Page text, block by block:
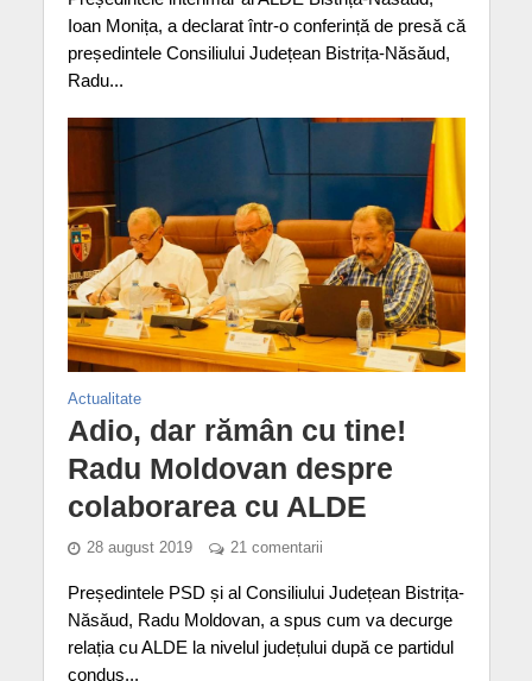
Ioan Monița, a declarat într-o conferință de presă că
președintele Consiliului Județean Bistrița-Năsăud,
Radu...
Actualitate
Adio, dar rămân cu tine!
Radu Moldovan despre
colaborarea cu ALDE
28 august 2019 21 comentarii
Președintele PSD și al Consiliului Județean Bistrița-
Năsăud, Radu Moldovan, a spus cum va decurge
relația cu ALDE la nivelul județului după ce partidul
condus...